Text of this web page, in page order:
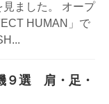
ました。 オープ
HUMAN」で
９選 肩・足・